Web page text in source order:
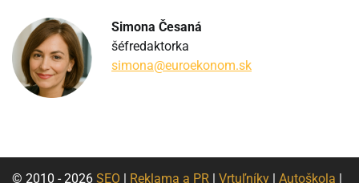
Simona Česaná
šéfredaktorka
simona@euroekonom.sk
© 2010 - 2026 SEO Reklama a PR Vrtuľníky Autoškola